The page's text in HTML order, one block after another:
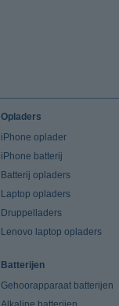
Opladers
iPhone oplader
iPhone batterij
Batterij opladers
Laptop opladers
Druppelladers
Lenovo laptop opladers
Batterijen
Gehoorapparaat batterijen